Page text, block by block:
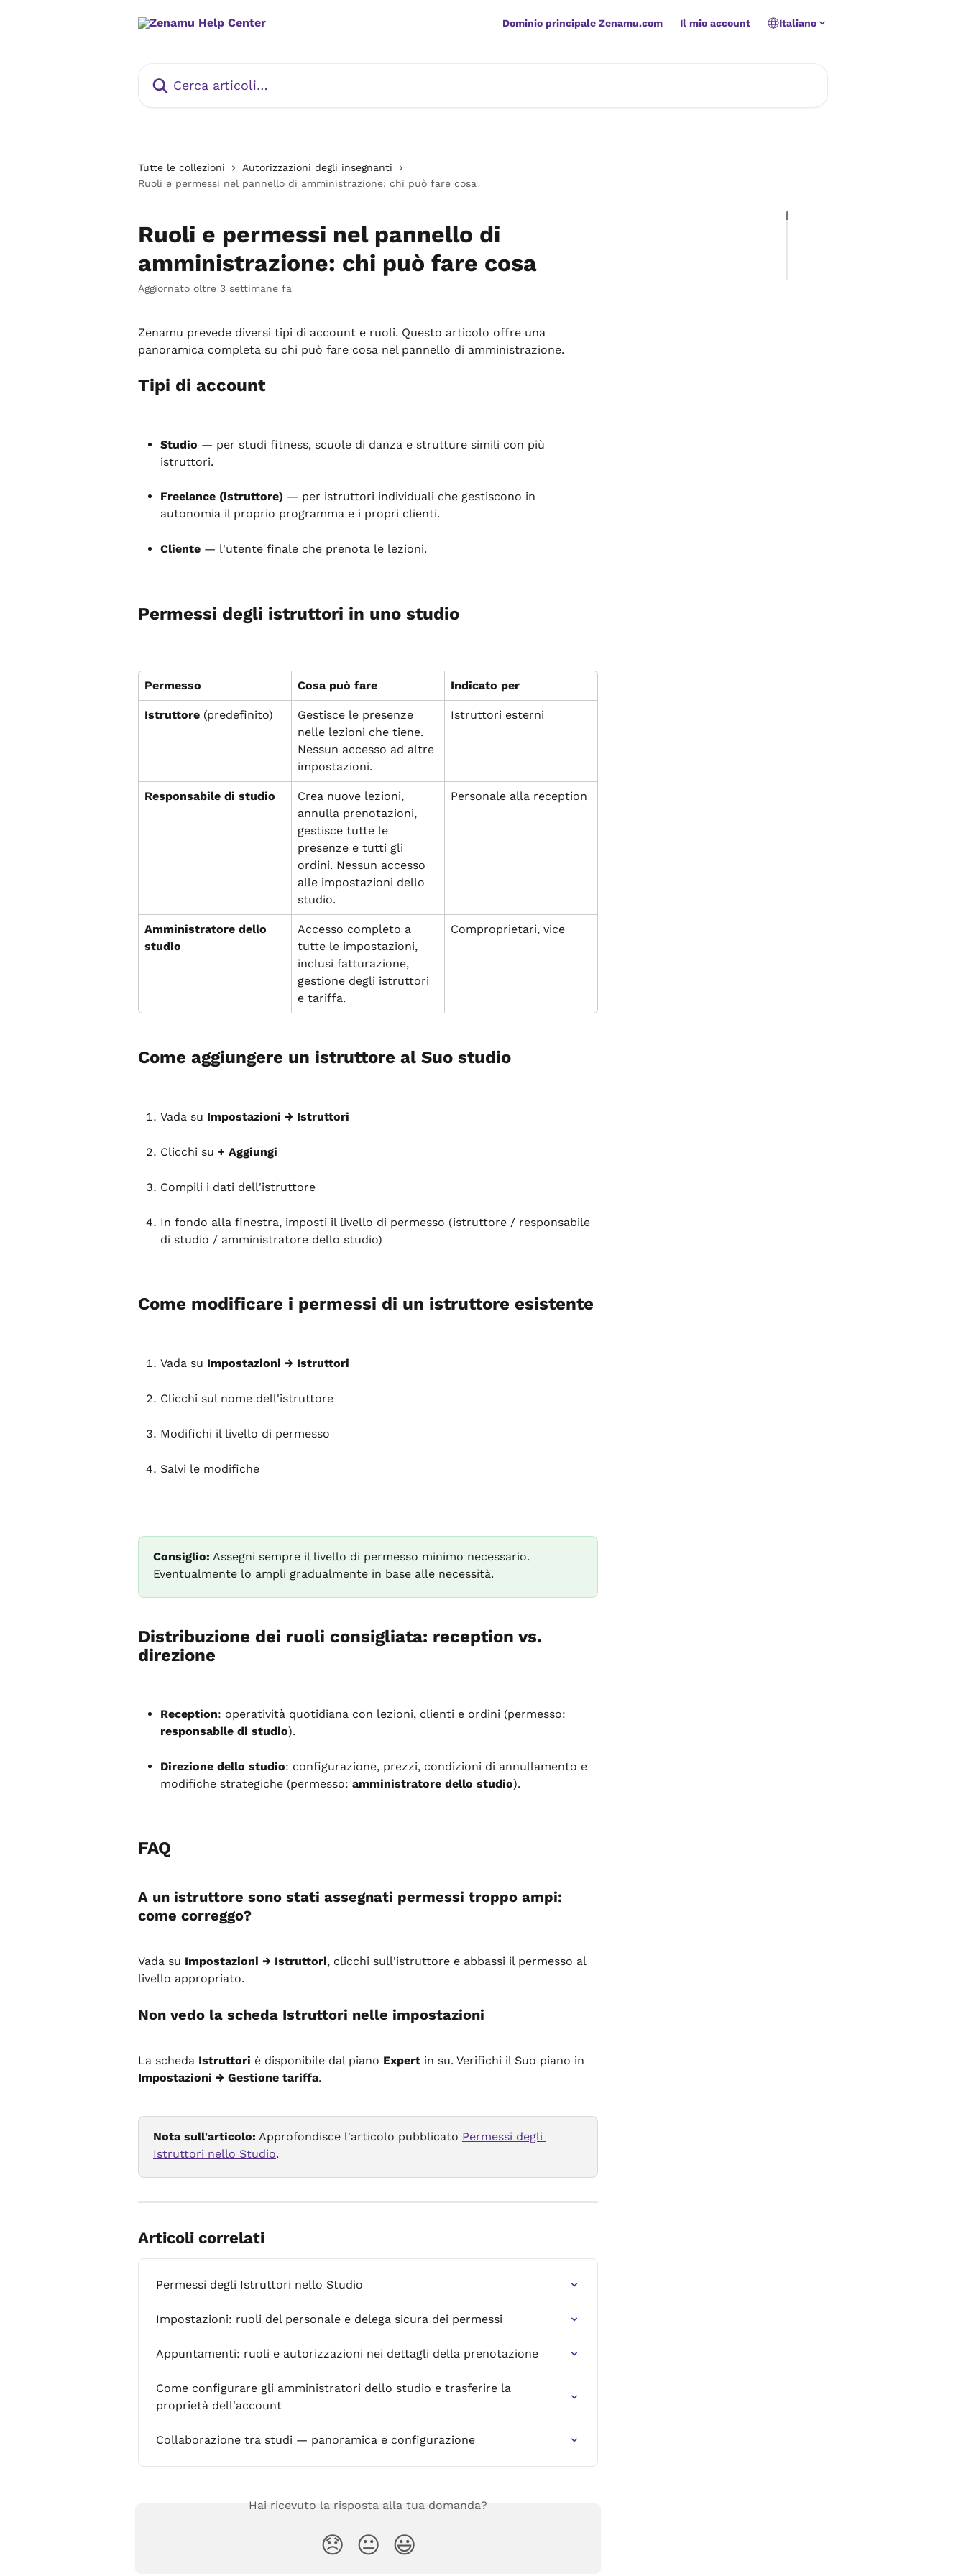
Dominio principale Zenamu.com Il mio account Italiano
Tutte le collezioni
Autorizzazioni degli insegnanti
Ruoli e permessi nel pannello di amministrazione: chi può fare cosa
Ruoli e permessi nel pannello di
amministrazione: chi può fare cosa
Aggiornato oltre 3 settimane fa
Zenamu prevede diversi tipi di account e ruoli. Questo articolo offre una
panoramica completa su chi può fare cosa nel pannello di amministrazione.
Tipi di account
Studio — per studi fitness, scuole di danza e strutture simili con più
istruttori.
Freelance (istruttore) — per istruttori individuali che gestiscono in
autonomia il proprio programma e i propri clienti.
Cliente — l'utente finale che prenota le lezioni.
Permessi degli istruttori in uno studio
Permesso Cosa può fare Indicato per
Istruttore (predefinito)
Gestisce le presenze
nelle lezioni che tiene.
Nessun accesso ad altre
impostazioni.
Istruttori esterni
Responsabile di studio
Crea nuove lezioni,
annulla prenotazioni,
gestisce tutte le
presenze e tutti gli
ordini. Nessun accesso
alle impostazioni dello
studio.
Personale alla reception
Amministratore dello
studio
Accesso completo a
tutte le impostazioni,
inclusi fatturazione,
gestione degli istruttori
e tariffa.
Comproprietari, vice
Come aggiungere un istruttore al Suo studio
Vada su Impostazioni → Istruttori
Clicchi su + Aggiungi
Compili i dati dell'istruttore
In fondo alla finestra, imposti il livello di permesso (istruttore / responsabile
di studio / amministratore dello studio)
Come modificare i permessi di un istruttore esistente
Vada su Impostazioni → Istruttori
Clicchi sul nome dell'istruttore
Modifichi il livello di permesso
Salvi le modifiche
Consiglio: Assegni sempre il livello di permesso minimo necessario.
Eventualmente lo ampli gradualmente in base alle necessità.
Distribuzione dei ruoli consigliata: reception vs.
direzione
Reception: operatività quotidiana con lezioni, clienti e ordini (permesso:
responsabile di studio).
Direzione dello studio: configurazione, prezzi, condizioni di annullamento e
modifiche strategiche (permesso: amministratore dello studio).
FAQ
A un istruttore sono stati assegnati permessi troppo ampi:
come correggo?
Vada su Impostazioni → Istruttori, clicchi sull'istruttore e abbassi il permesso al
livello appropriato.
Non vedo la scheda Istruttori nelle impostazioni
La scheda Istruttori è disponibile dal piano Expert in su. Verifichi il Suo piano in
Impostazioni → Gestione tariffa.
Nota sull'articolo: Approfondisce l'articolo pubblicato Permessi degli
Istruttori nello Studio.
Articoli correlati
Permessi degli Istruttori nello Studio
Impostazioni: ruoli del personale e delega sicura dei permessi
Appuntamenti: ruoli e autorizzazioni nei dettagli della prenotazione
Come configurare gli amministratori dello studio e trasferire la
proprietà dell'account
Collaborazione tra studi — panoramica e configurazione
Hai ricevuto la risposta alla tua domanda?
😞 😐 😃